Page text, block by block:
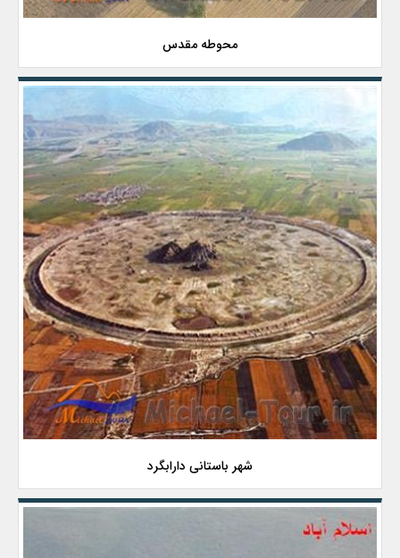
محوطه مقدس
شهر باستانی دارابگرد